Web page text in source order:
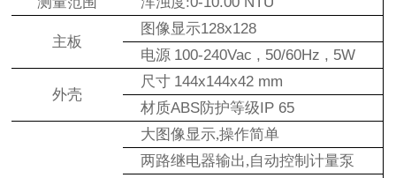
主板
图像显示128x128
电源 100-240Vac , 50/60Hz , 5W
外壳
尺寸 144x144x42 mm
材质ABS防护等级IP 65
大图像显示,操作简单
两路继电器输出,自动控制计量泵